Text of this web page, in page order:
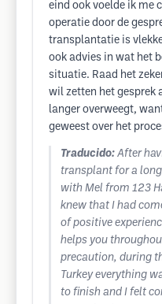
eind ook voelde ik me
operatie door de
transplantatie is
ook advies in wat het
situatie. Raad het
wil zetten het gesprek
langer overweegt,
geweest over het
Traducido: After
transplant for a
with Mel from 123
knew that I had
of positive
helps you
precaution, during
Turkey everything
to finish and I felt